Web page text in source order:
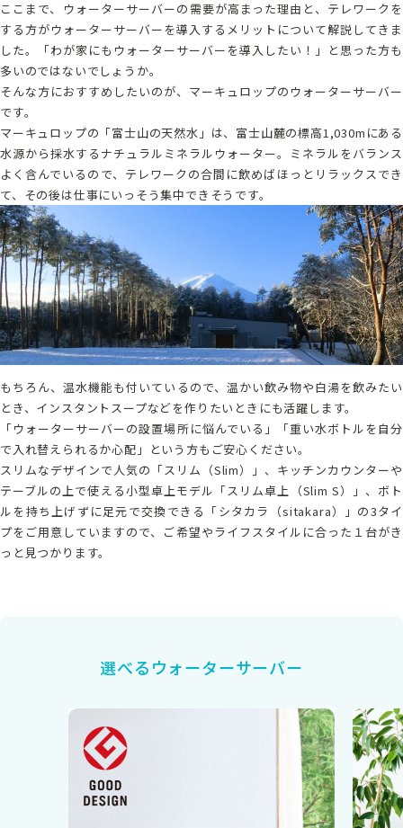
ここまで、ウォーターサーバーの需要が高まった理由と、テレワークを
する方がウォーターサーバーを導入するメリットについて解説してきま
した。「わが家にもウォーターサーバーを導入したい！」と思った方も
多いのではないでしょうか。
そんな方におすすめしたいのが、マーキュロップのウォーターサーバー
です。
マーキュロップの「富士山の天然水」は、富士山麓の標高1,030mにある
水源から採水するナチュラルミネラルウォーター。ミネラルをバランス
よく含んでいるので、テレワークの合間に飲めばほっとリラックスでき
て、その後は仕事にいっそう集中できそうです。
もちろん、温水機能も付いているので、温かい飲み物や白湯を飲みたい
とき、インスタントスープなどを作りたいときにも活躍します。
「ウォーターサーバーの設置場所に悩んでいる」「重い水ボトルを自分
で入れ替えられるか心配」という方もご安心ください。
スリムなデザインで人気の「スリム（Slim）」、キッチンカウンターや
テーブルの上で使える小型卓上モデル「スリム卓上（Slim S）」、ボト
ルを持ち上げずに足元で交換できる「シタカラ（sitakara）」の3タイ
プをご用意していますので、ご希望やライフスタイルに合った１台がき
っと見つかります。
選べるウォーターサーバー